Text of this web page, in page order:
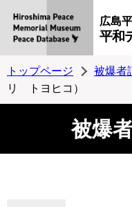
広島
平和
トップページ 被爆者
リ トヨヒコ）
被爆